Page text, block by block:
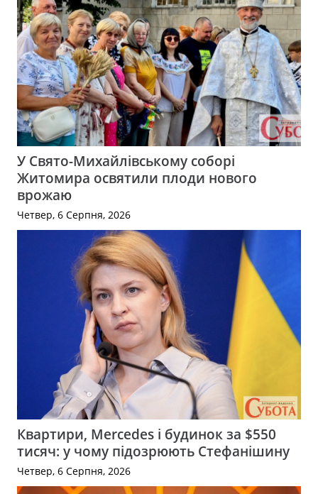
У Свято-Михайлівському соборі
Житомира освятили плоди нового
врожаю
Четвер, 6 Серпня, 2026
Квартири, Mercedes і будинок за $550
тисяч: у чому підозрюють Стефанішину
Четвер, 6 Серпня, 2026